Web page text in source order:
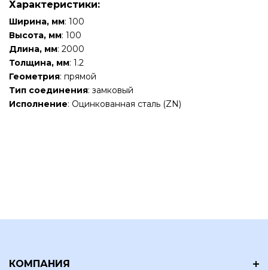
Характеристики:
Ширина, мм: 100
Высота, мм: 100
Длина, мм: 2000
Толщина, мм: 1.2
Геометрия: прямой
Тип соединения: замковый
Исполнение: Оцинкованная сталь (ZN)
КОМПАНИЯ